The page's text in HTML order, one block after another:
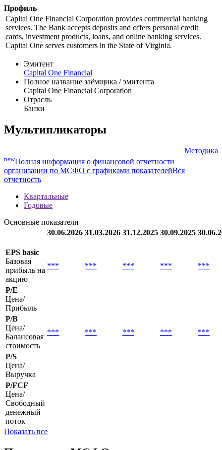
Профиль
Capital One Financial Corporation provides commercial banking
services. The Bank accepts deposits and offers personal credit
cards, investment products, loans, and online banking services.
Capital One serves customers in the State of Virginia.
Эмитент
Capital One Financial
Полное название заёмщика / эмитента
Capital One Financial Corporation
Отрасль
Банки
Мультипликаторы
Методика
newПолная информация о финансовой отчетности
организации по МСФО с графиками показателейВся
отчетность
Квартальные
Годовые
Основные показатели
30.06.2026 31.03.2026 31.12.2025 30.09.2025
EPS basic
Базовая
прибыль на
акцию
*** *** *** *** ***
P/E
Цена/
Прибыль
P/B
Цена/
Балансовая
стоимость
*** *** *** *** ***
P/S
Цена/
Выручка
P/FCF
Цена/
Свободный
денежный
поток
Показать все